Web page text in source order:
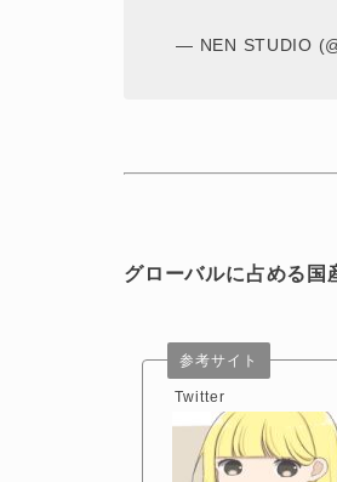
— NEN STUDIO
グローバルに占める国
Twitter
参考サイト